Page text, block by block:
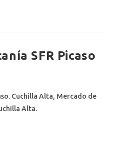
SFR Picaso
Cuchilla Alta, Mercado de
Alta.